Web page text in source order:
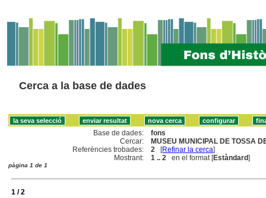
Cerca a la base de dades
Base de dades:
fons
Cercar:
MUSEU MUNICIPAL DE TOSSA
Referències trobades:
2 [Refinar la cerca]
Mostrant:
1 .. 2 en el format [Estàndard]
pàgina 1 de 1
1 / 2